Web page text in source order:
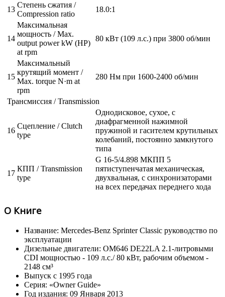
13
Степень сжатия /
Compression ratio
18.0:1
14
Максимальная
мощность / Max.
output power kW (HP)
at rpm
80 кВт (109 л.с.) при 3800 об/мин
15
Максимальный
крутящий момент /
Max. torque N·m at
rpm
280 Нм при 1600-2400 об/мин
Трансмиссия / Transmission
16
Сцепление / Clutch
type
Однодисковое, сухое, с
диафрагменной нажимной
пружиной и гасителем крутильных
колебаний, постоянно замкнутого
типа
17
КПП / Transmission
type
G 16-5/4.898 МКПП 5
пятиступенчатая механическая,
двухвальная, с синхронизаторами
на всех передачах переднего хода
О Книге
Название: Mercedes-Benz Sprinter Classic руководство по
эксплуатации
Дизельные двигатели: OM646 DE22LA 2.1-литровыми
CDI мощностью - 109 л.с./ 80 кВт, рабочим объемом -
2148 см³
Выпуск с 1995 года
Серия: «Owner Guide»
Год издания: 09 Января 2013